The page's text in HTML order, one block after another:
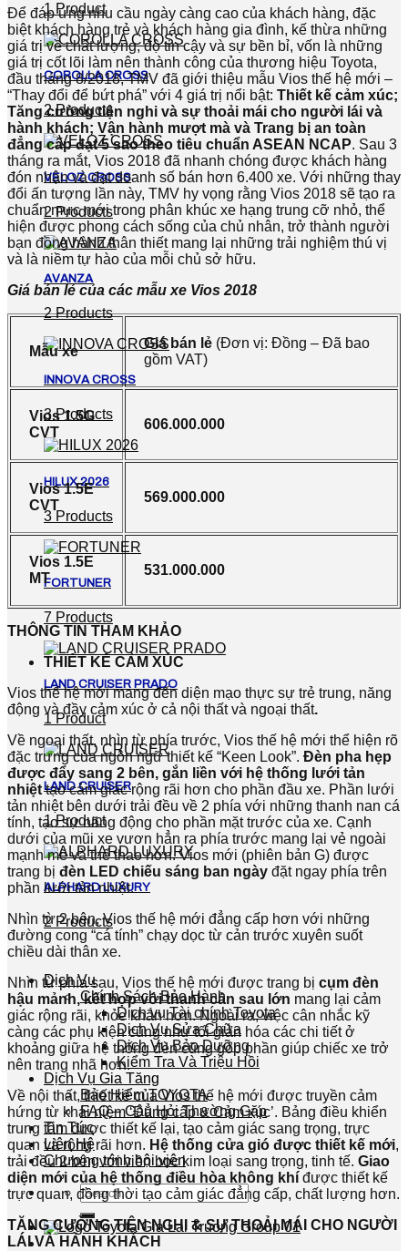
1 Product
COROLLA CROSS
2 Products
VELOZ CROSS
2 Products
AVANZA
2 Products
INNOVA CROSS
3 Products
HILUX 2026
3 Products
FORTUNER
7 Products
LAND CRUISER PRADO
1 Product
LAND CRUISER
1 Product
ALPHARD LUXURY
2 Products
Dịch Vụ
Chính Sách Bảo Hành
Dịch vụ Tài chính Toyota
Dịch Vụ Sửa Chữa
Dịch Vụ Bảo Dưỡng
Kiểm Tra Và Triệu Hồi
Dịch Vụ Gia Tăng
Bảo Hiểm TOYOTA
FAQ – Câu Hỏi Thường Gặp
Tin Tức
Liên Hệ
Chương trình hội viên
Search
for:
Để đáp ứng nhu cầu ngày càng cao của khách hàng, đặc
biệt khách hàng trẻ và khách hàng gia đình, kế thừa những
giá trị về chất lượng, độ tin cậy và sự bền bỉ, vốn là những
giá trị cốt lõi làm nên thành công của thương hiệu Toyota,
đầu tháng 8/2018, TMV đã giới thiệu mẫu Vios thế hệ mới –
“Thay đổi để bứt phá” với 4 giá trị nổi bật: Thiết kế cảm xúc;
Tăng cường tiện nghi và sự thoải mái cho người lái và
hành khách; Vận hành mượt mà và Trang bị an toàn
đẳng cấp đạt 5 sao theo tiêu chuẩn ASEAN NCAP. Sau 3
tháng ra mắt, Vios 2018 đã nhanh chóng được khách hàng
đón nhận và đạt doanh số bán hơn 6.400 xe. Với những thay
đổi ấn tượng lần này, TMV hy vọng rằng Vios 2018 sẽ tạo ra
chuẩn mực mới trong phân khúc xe hạng trung cỡ nhỏ, thể
hiện được phong cách sống của chủ nhân, trở thành người
bạn đồng hành thân thiết mang lại những trải nghiệm thú vị
và là niềm tự hào của mỗi chủ sở hữu.
Giá bán lẻ của các mẫu xe Vios 2018
Mẫu xe
Giá bán lẻ (Đơn vị: Đồng – Đã bao
gồm VAT)
Vios 1.5G
CVT
606.000.000
Vios 1.5E
CVT
569.000.000
Vios 1.5E
MT
531.000.000
THÔNG TIN THAM KHẢO
THIẾT KẾ CẢM XÚC
Vios thế hệ mới mang đến diện mạo thực sự trẻ trung, năng
động và đầy cảm xúc ở cả nội thất và ngoại thất.
Về ngoại thất, nhìn từ phía trước, Vios thế hệ mới thể hiện rõ
đặc trưng của ngôn ngữ thiết kế “Keen Look”. Đèn pha hẹp
được đẩy sang 2 bên, gắn liền với hệ thống lưới tản
nhiệttạo cảm giác rộng rãi hơn cho phần đầu xe. Phần lưới
tản nhiệt bên dưới trải đều về 2 phía với những thanh nan cá
tính, tạo sự năng động cho phần mặt trước của xe. Cạnh
dưới của mũi xe vươn hẳn ra phía trước mang lại vẻ ngoài
mạnh mẽ và thể thao hơn. Vios mới (phiên bản G) được
trang bị đèn LED chiếu sáng ban ngày đặt ngay phía trên
phần lưới tản nhiệt.
Nhìn từ 2 bên, Vios thế hệ mới đẳng cấp hơn với những
đường cong “cá tính” chạy dọc từ cản trước xuyên suốt
chiều dài thân xe.
Nhìn từ phía sau, Vios thế hệ mới được trang bị cụm đèn
hậu mảnh, kết hợp với thanh cản sau lớn mang lại cảm
giác rộng rãi, khỏe khắn hơn. Ngoài ra, việc cân nhắc kỹ
càng các phụ kiện cũng như tối giản hóa các chi tiết ở
khoảng giữa hệ thống đèn cũng góp phần giúp chiếc xe trở
nên trang nhã hơn.
Về nội thất, thiết kế của Vios thế hệ mới được truyền cảm
hứng từ khái niệm ‘Đẳng cấp & Cảm xúc’. Bảng điều khiển
trung tâm được thiết kế lại, tạo cảm giác sang trọng, trực
quan và rộng rãi hơn. Hệ thống cửa gió được thiết kế mới,
trải đều 2 bên với viền bọc kim loại sang trọng, tinh tế. Giao
diện mới của hệ thống điều hòa không khí được thiết kế
trực quan, đồng thời tạo cảm giác đẳng cấp, chất lượng hơn.
TĂNG CƯỜNG TIỆN NGHI & SỰ THOẢI MÁI CHO NGƯỜI
LÁI VÀ HÀNH KHÁCH